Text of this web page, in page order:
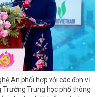
An phối hợp với các đơn vị
Trường Trung học phổ thông